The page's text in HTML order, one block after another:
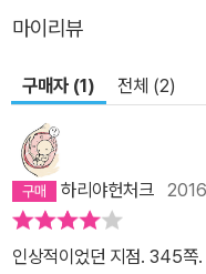
작가는 염상섭의 작품 가
「전화」를 첫머리에 두면
대한 집요한 탐구를 통해
의 형상이 갖추어졌다고 설명한다. 또한 이 작업은 지
영을 있게 한 선배들의 작
도 하지만, 그가 역사의 현
술잔을 기울인 동료들에 대
작품의 내용 못지않게 중요
디에 기록된 무엇이라기보
마이리뷰
구매자 (1) 전체 (2)
하리야헌처크
인상적이었던 지점. 345쪽